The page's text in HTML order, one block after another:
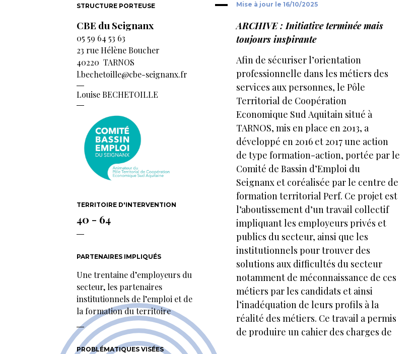
STRUCTURE PORTEUSE
CBE du Seignanx
05 59 64 53 63
23 rue Hélène Boucher
40220 TARNOS
l.bechetoille@cbe-seignanx.fr
Louise BECHETOILLE
TERRITOIRE D'INTERVENTION
40 - 64
PARTENAIRES IMPLIQUÉS
Une trentaine d’employeurs du
secteur, les partenaires
institutionnels de l’emploi et de
la formation du territoire
PROBLÉMATIQUES VISÉES
Mise à jour le 16/10/2025
ARCHIVE : Initiative terminée mais
toujours inspirante
Afin de sécuriser l’orientation
professionnelle dans les métiers des
services aux personnes, le Pôle
Territorial de Coopération
Economique Sud Aquitain situé à
TARNOS, mis en place en 2013, a
développé en 2016 et 2017 une action
de type formation-action, portée par le
Comité de Bassin d’Emploi du
Seignanx et coréalisée par le centre de
formation territorial Perf. Ce projet est
l’aboutissement d’un travail collectif
impliquant les employeurs privés et
publics du secteur, ainsi que les
institutionnels pour trouver des
solutions aux difficultés du secteur
notamment de méconnaissance de ces
métiers par les candidats et ainsi
l’inadéquation de leurs profils à la
réalité des métiers. Ce travail a permis
de produire un cahier des charges de